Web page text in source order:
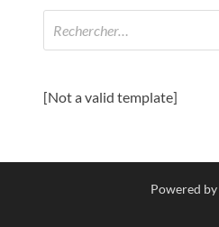
[Not a valid template]
Powered by